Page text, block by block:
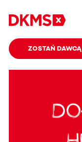
ZOSTAŃ DAWCĄ